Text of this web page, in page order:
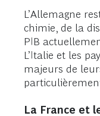
L’Allemagne
chimie, de la
PIB
L’Italie et les
majeurs de
La France et